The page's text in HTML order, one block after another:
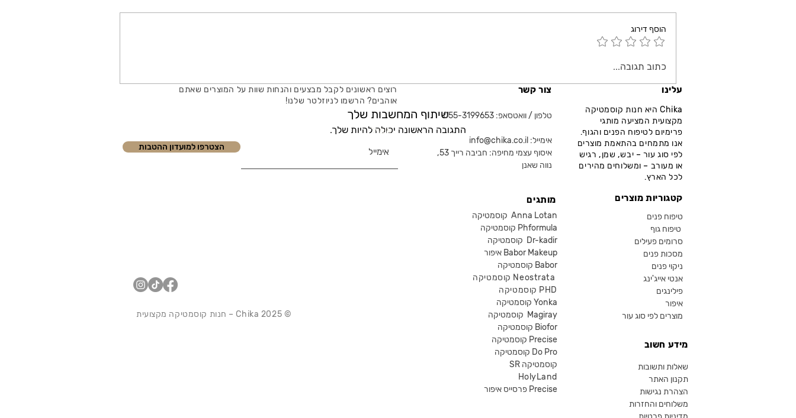
הוסף דירוג
כתוב תגובה...
שיתוף המחשבות שלך
התגובה הראשונה יכולה להיות שלך.
רוצים ראשונים לקבל מבצעים והנחות שוות על המוצרים שאתם
אוהבים? הרשמו לניוזלטר שלנו!
הצטרפו למועדון ההטבות
אימייל
© 2025 Chika – חנות קוסמטיקה מקצועית
צור קשר
טלפון / וואטסאפ: 055-3199653
אימייל: info@chika.co.il
איסוף עצמי מחיפה: חביבה רייך 53,
נווה שאנן
מותגים
קוסמטיקה Anna Lotan
קוסמטיקה Phformula
קוסמטיקה Dr-kadir
איפור Babor Makeup
קוסמטיקה Babor
קוסמטיקה Neostrata
קוסמטיקה PHD
קוסמטיקה Yonka
Magiray
קוסמטיקה Biofor
קוסמטיקה Precise
קוסמטיקה Do Pro
SR קוסמטיקה
HolyLand
פרסייס איפור Precise
עלינו
Chika היא חנות קוסמטיקה
מקצועית המציעה מותגי
פרימיום לטיפוח הפנים והגוף.
אנו מתמחים בהתאמת מוצרים
לפי סוג עור – יבש, שמן, רגיש
או מעורב – ומשלוחים מהירים
לכל הארץ.
קטגוריות מוצרים
טיפוח פנים
טיפוח גוף
סרומים פעילים
מסכות פנים
ניקוי פנים
אנטי אייג'ינג
פילינגים
איפור
מוצרים לפי סוג עור
מידע חשוב
שאלות ותשובות
תקנון האתר
הצהרת נגישות
משלוחים והחזרות